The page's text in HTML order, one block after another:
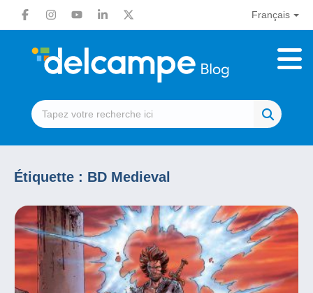
Français
Étiquette : BD Medieval